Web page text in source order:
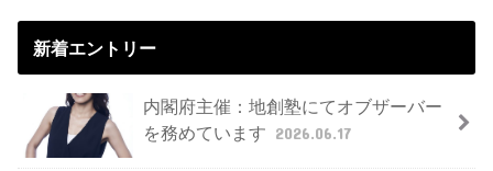
新着エントリー
内閣府主催：地創塾にてオブザーバー
を務めています 2026.06.17